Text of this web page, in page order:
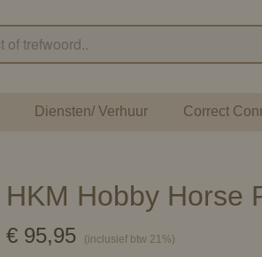
Diensten/ Verhuur Correct
HKM Hobby Horse
€ 95,95 (inclusief btw 21%)